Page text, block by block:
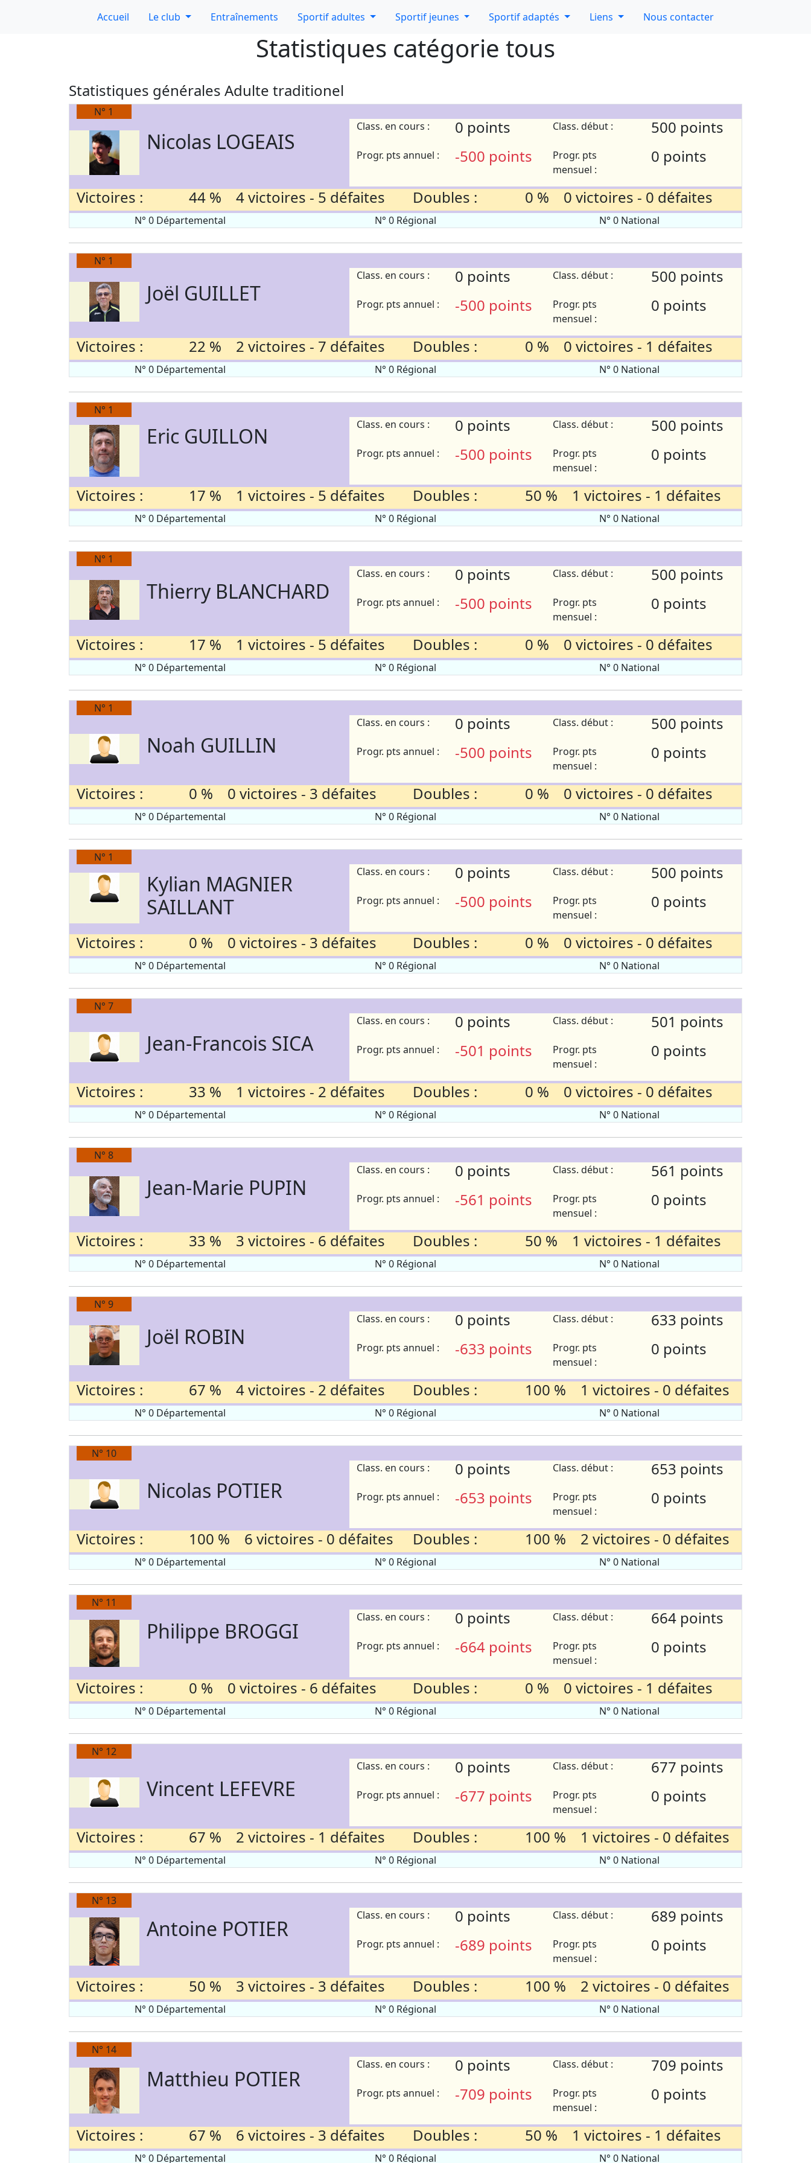
Accueil Le club Entraînements Sportif adultes Sportif jeunes Sportif adaptés Liens Nous contacter
Statistiques catégorie tous
Statistiques générales Adulte traditionel
N° 1
Nicolas LOGEAIS
Class. en cours : 0 points Class. début : 500 points
Progr. pts annuel : -500 points
Progr. pts
mensuel :
0 points
Victoires : 44 % 4 victoires - 5 défaites Doubles : 0 % 0 victoires - 0 défaites
N° 0 Départemental N° 0 Régional N° 0 National
N° 1
Joël GUILLET
Class. en cours : 0 points Class. début : 500 points
Progr. pts annuel : -500 points
Progr. pts
mensuel :
0 points
Victoires : 22 % 2 victoires - 7 défaites Doubles : 0 % 0 victoires - 1 défaites
N° 0 Départemental N° 0 Régional N° 0 National
N° 1
Eric GUILLON Class. en cours : 0 points Class. début : 500 points
Progr. pts annuel : -500 points
Progr. pts
mensuel :
0 points
Victoires : 17 % 1 victoires - 5 défaites Doubles : 50 % 1 victoires - 1 défaites
N° 0 Départemental N° 0 Régional N° 0 National
N° 1
Thierry BLANCHARD
Class. en cours : 0 points Class. début : 500 points
Progr. pts annuel : -500 points
Progr. pts
mensuel :
0 points
Victoires : 17 % 1 victoires - 5 défaites Doubles : 0 % 0 victoires - 0 défaites
N° 0 Départemental N° 0 Régional N° 0 National
N° 1
Noah GUILLIN
Class. en cours : 0 points Class. début : 500 points
Progr. pts annuel : -500 points
Progr. pts
mensuel :
0 points
Victoires : 0 % 0 victoires - 3 défaites Doubles : 0 % 0 victoires - 0 défaites
N° 0 Départemental N° 0 Régional N° 0 National
N° 1
Kylian MAGNIER
SAILLANT
Class. en cours : 0 points Class. début : 500 points
Progr. pts annuel : -500 points
Progr. pts
mensuel :
0 points
Victoires : 0 % 0 victoires - 3 défaites Doubles : 0 % 0 victoires - 0 défaites
N° 0 Départemental N° 0 Régional N° 0 National
N° 7
Jean-Francois SICA
Class. en cours : 0 points Class. début : 501 points
Progr. pts annuel : -501 points
Progr. pts
mensuel :
0 points
Victoires : 33 % 1 victoires - 2 défaites Doubles : 0 % 0 victoires - 0 défaites
N° 0 Départemental N° 0 Régional N° 0 National
N° 8
Jean-Marie PUPIN
Class. en cours : 0 points Class. début : 561 points
Progr. pts annuel : -561 points
Progr. pts
mensuel :
0 points
Victoires : 33 % 3 victoires - 6 défaites Doubles : 50 % 1 victoires - 1 défaites
N° 0 Départemental N° 0 Régional N° 0 National
N° 9
Joël ROBIN
Class. en cours : 0 points Class. début : 633 points
Progr. pts annuel : -633 points
Progr. pts
mensuel :
0 points
Victoires : 67 % 4 victoires - 2 défaites Doubles : 100 % 1 victoires - 0 défaites
N° 0 Départemental N° 0 Régional N° 0 National
N° 10
Nicolas POTIER
Class. en cours : 0 points Class. début : 653 points
Progr. pts annuel : -653 points
Progr. pts
mensuel :
0 points
Victoires : 100 % 6 victoires - 0 défaites Doubles : 100 % 2 victoires - 0 défaites
N° 0 Départemental N° 0 Régional N° 0 National
N° 11
Philippe BROGGI
Class. en cours : 0 points Class. début : 664 points
Progr. pts annuel : -664 points
Progr. pts
mensuel :
0 points
Victoires : 0 % 0 victoires - 6 défaites Doubles : 0 % 0 victoires - 1 défaites
N° 0 Départemental N° 0 Régional N° 0 National
N° 12
Vincent LEFEVRE
Class. en cours : 0 points Class. début : 677 points
Progr. pts annuel : -677 points
Progr. pts
mensuel :
0 points
Victoires : 67 % 2 victoires - 1 défaites Doubles : 100 % 1 victoires - 0 défaites
N° 0 Départemental N° 0 Régional N° 0 National
N° 13
Antoine POTIER
Class. en cours : 0 points Class. début : 689 points
Progr. pts annuel : -689 points
Progr. pts
mensuel :
0 points
Victoires : 50 % 3 victoires - 3 défaites Doubles : 100 % 2 victoires - 0 défaites
N° 0 Départemental N° 0 Régional N° 0 National
N° 14
Matthieu POTIER
Class. en cours : 0 points Class. début : 709 points
Progr. pts annuel : -709 points
Progr. pts
mensuel :
0 points
Victoires : 67 % 6 victoires - 3 défaites Doubles : 50 % 1 victoires - 1 défaites
N° 0 Départemental N° 0 Régional N° 0 National